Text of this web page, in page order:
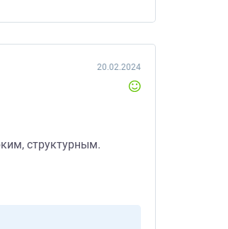
20.02.2024
структурным.